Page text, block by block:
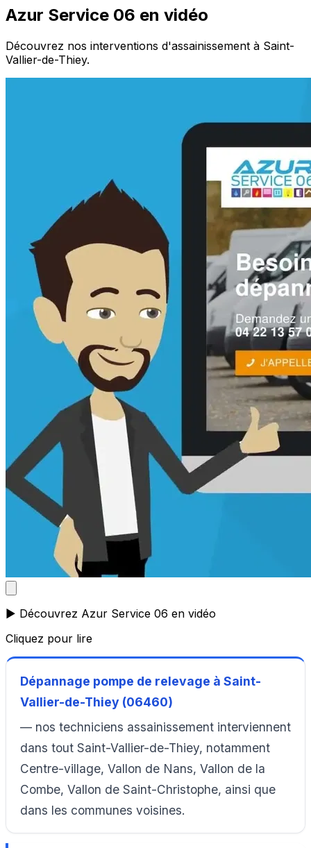
Azur Service 06 en vidéo
Découvrez nos interventions d'assainissement à Saint-
Vallier-de-Thiey.
▶️ Découvrez Azur Service 06 en vidéo
Cliquez pour lire
Dépannage pompe de relevage à Saint-
Vallier-de-Thiey (06460)
— nos techniciens assainissement interviennent
dans tout Saint-Vallier-de-Thiey, notamment
Centre-village, Vallon de Nans, Vallon de la
Combe, Vallon de Saint-Christophe, ainsi que
dans les communes voisines.